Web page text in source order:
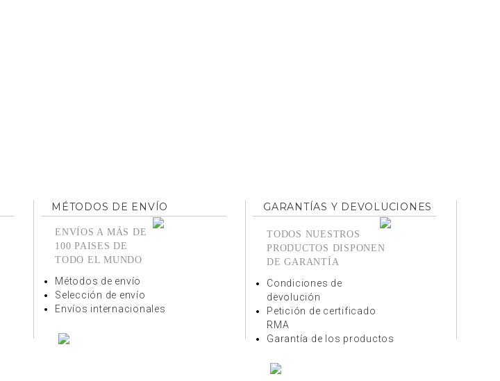
MÉTODOS DE ENVÍO
ENVÍOS A MÁS DE
100 PAISES DE
TODO EL MUNDO
Métodos de envío
Selección de envío
Envíos internacionales
GARANTÍAS Y DEVOLUCIONES
TODOS NUESTROS
PRODUCTOS DISPONEN
DE GARANTÍA
Condiciones de
devolución
Petición de certificado
RMA
Garantía de los productos